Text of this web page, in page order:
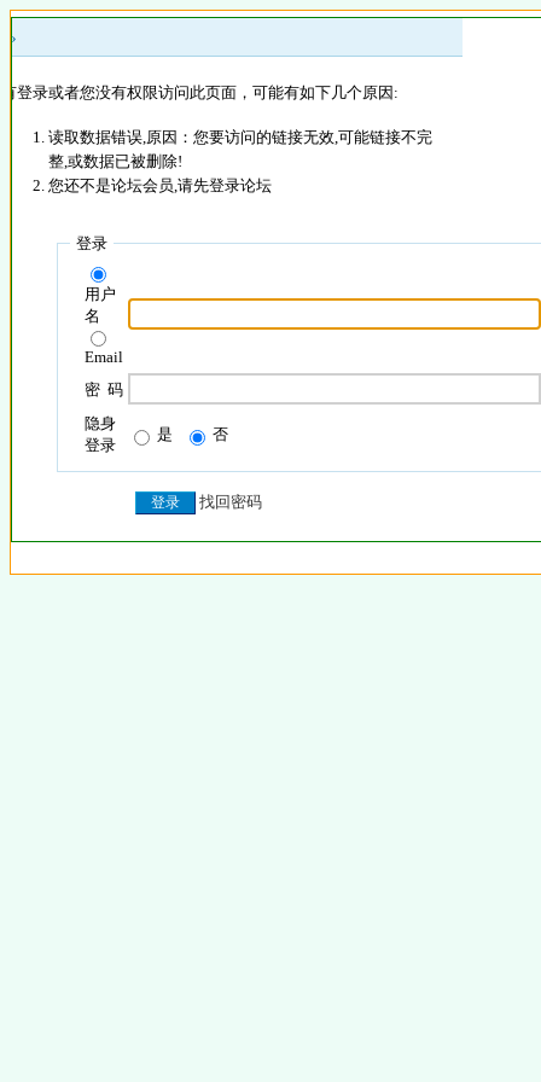
»
登录或者您没有权限访问此页面，可能有如下几个原因:
读取数据错误,原因：您要访问的链接无效,可能链接不完
整,或数据已被删除!
您还不是论坛会员,请先登录论坛
登录
用户
名
Email
密 码
隐身
登录
是 否
找回密码